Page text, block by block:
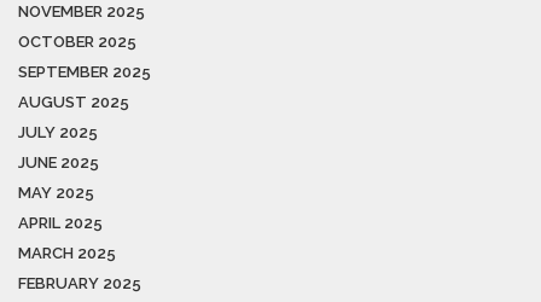
NOVEMBER 2025
OCTOBER 2025
SEPTEMBER 2025
AUGUST 2025
JULY 2025
JUNE 2025
MAY 2025
APRIL 2025
MARCH 2025
FEBRUARY 2025